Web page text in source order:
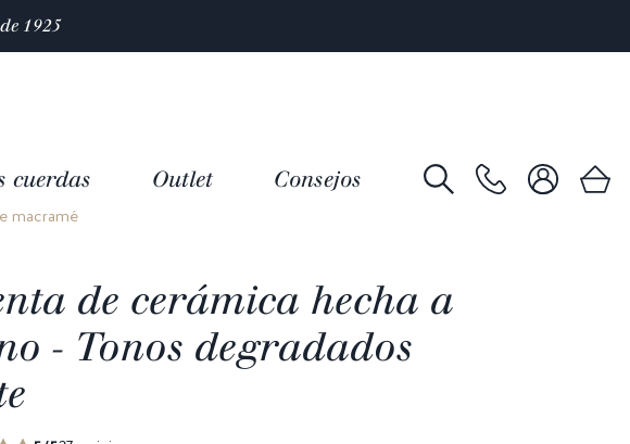
10 000 reseñas
cuerdas Outlet Consejos
macramé
de cerámica hecha a
- Tonos degradados